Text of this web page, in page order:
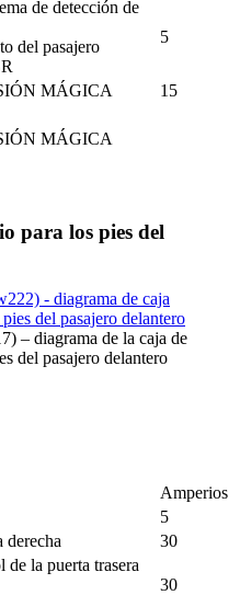
de detección de
del pasajero
5
MÁGICA
15
MÁGICA
para los pies del
– diagrama de la caja de
del pasajero delantero
Amperios
5
derecha 30
la puerta trasera
30